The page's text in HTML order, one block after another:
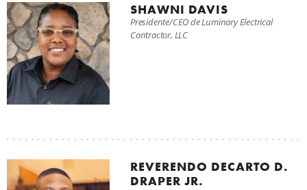
SHAWNI DAVIS
Presidente/CEO de Luminary Electrical
Contractor, LLC
REVERENDO DECARTO D.
DRAPER JR.